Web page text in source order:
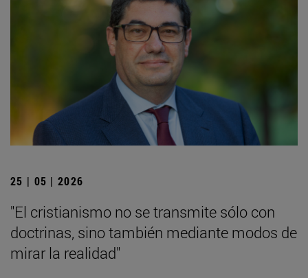
25 | 05 | 2026
"El cristianismo no se transmite sólo con
doctrinas, sino también mediante modos de
mirar la realidad"